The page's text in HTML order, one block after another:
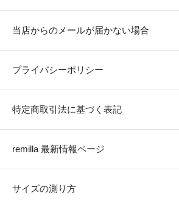
当店からのメールが届かない場合
プライバシーポリシー
特定商取引法に基づく表記
remilla 最新情報ページ
サイズの測り方